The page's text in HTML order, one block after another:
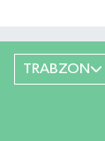
TRABZON